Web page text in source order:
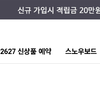
2627 신상품 예약 스노우보드